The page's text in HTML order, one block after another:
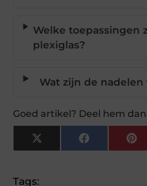
Welke toepassingen
plexiglas?
Wat zijn de nadelen
Goed artikel? Deel hem
X
(Twitter)
Facebook
Tags: